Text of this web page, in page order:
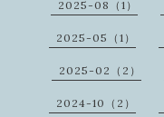
2025-08（1）
2025-05（1）
2025-02（2）
2024-10（2）